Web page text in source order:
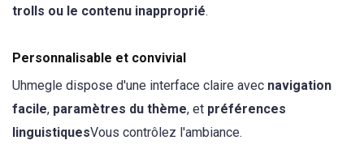
trolls ou le contenu inapproprié.
Personnalisable et convivial
Uhmegle dispose d'une interface claire avec navigation
facile, paramètres du thème, et préférences
linguistiquesVous contrôlez l'ambiance.